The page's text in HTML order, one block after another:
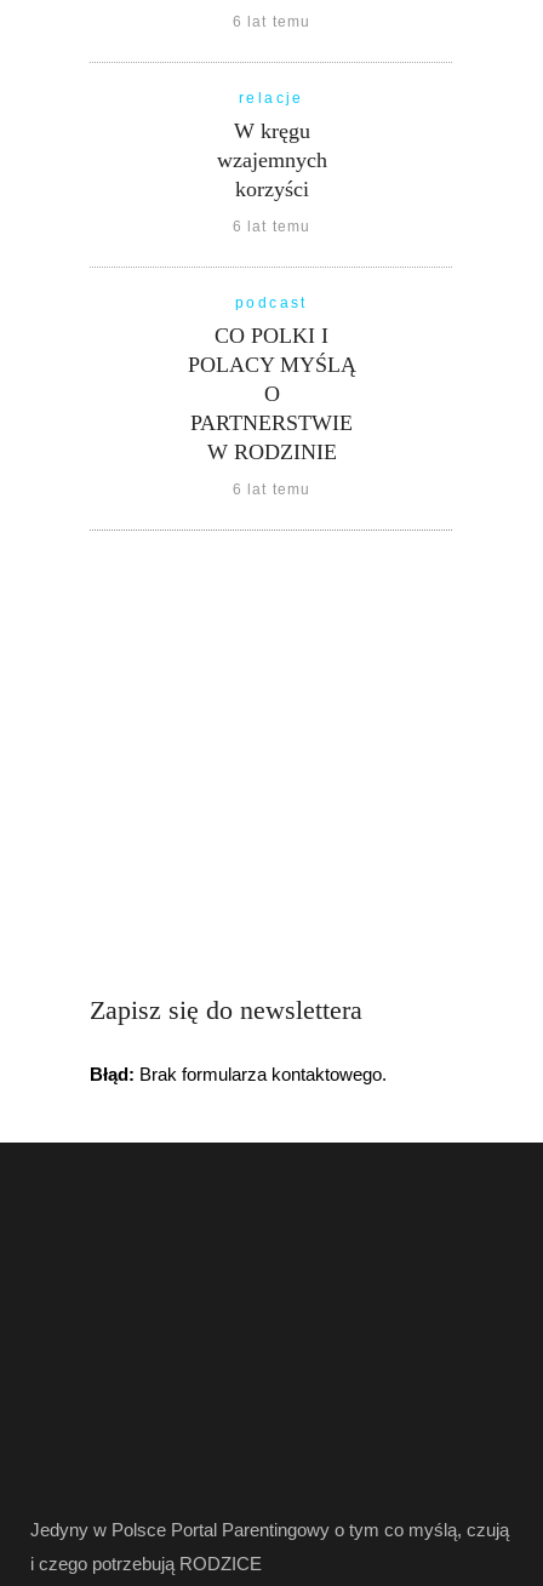
6 lat temu
relacje
W kręgu
wzajemnych
korzyści
6 lat temu
podcast
CO POLKI I
POLACY MYŚLĄ
O
PARTNERSTWIE
W RODZINIE
6 lat temu
Zapisz się do newslettera
Błąd: Brak formularza kontaktowego.
Jedyny w Polsce Portal Parentingowy o tym co myślą, czują
i czego potrzebują RODZICE